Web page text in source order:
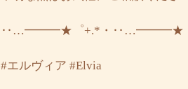
‥…━━━★゜+.*・‥…━━━★
#エルヴィア #Elvia